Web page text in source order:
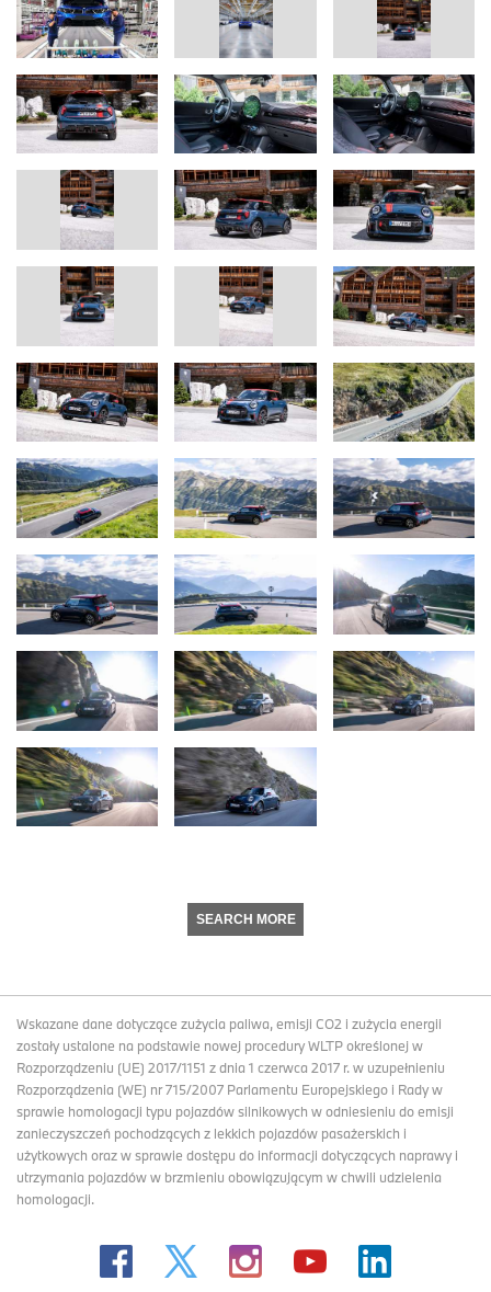
SEARCH MORE
Wskazane dane dotyczące zużycia paliwa, emisji CO2 i zużycia energii
zostały ustalone na podstawie nowej procedury WLTP określonej w
Rozporządzeniu (UE) 2017/1151 z dnia 1 czerwca 2017 r. w uzupełnieniu
Rozporządzenia (WE) nr 715/2007 Parlamentu Europejskiego i Rady w
sprawie homologacji typu pojazdów silnikowych w odniesieniu do emisji
zanieczyszczeń pochodzących z lekkich pojazdów pasażerskich i
użytkowych oraz w sprawie dostępu do informacji dotyczących naprawy i
utrzymania pojazdów w brzmieniu obowiązującym w chwili udzielenia
homologacji.